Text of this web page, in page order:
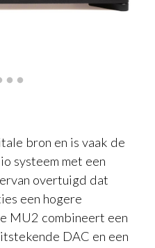
bron en is vaak de
systeem met een
overtuigd dat
een hogere
MU2 combineert een
DAC en een